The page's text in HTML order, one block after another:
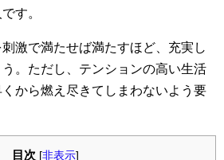
す。
激で満たせば満たすほど、充実し
。ただし、テンションの高い生活
から燃え尽きてしまわないよう要
目次 [非表示]